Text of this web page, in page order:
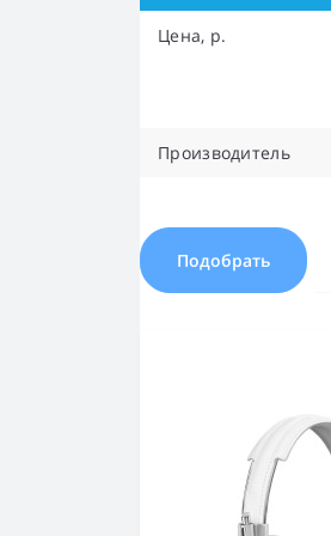
Цена, р.
Производитель
Подобрать